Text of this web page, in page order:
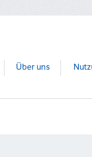
Über uns